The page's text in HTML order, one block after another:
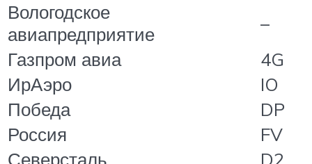
Вологодское
авиапредприятие
–
Газпром авиа
4G
ИрАэро
IO
Победа
DP
Россия
FV
Северсталь
D2